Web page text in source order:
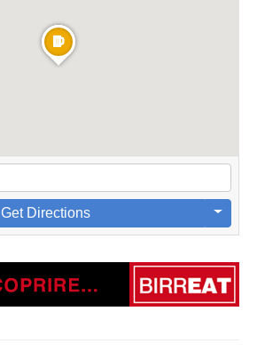
Get Directions